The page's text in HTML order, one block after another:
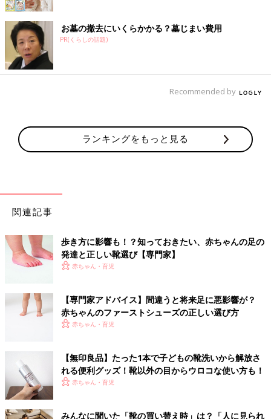
お墓の撤去にいくらかかる？墓じまい費用
PR(くらしの話題)
Recommended by
ランキングをもっと見る
関連記事
歩き方に影響も！？知っておきたい、赤ちゃんの足の
発達と正しい靴選び【専門家】
赤ちゃん・育児
【専門家アドバイス】間違うと将来足に悪影響が？
赤ちゃんのファーストシューズの正しい選び方
赤ちゃん・育児
【無印良品】たった1本で子どもの靴洗いから解放さ
れる便利グッズ！靴以外の目からウロコな使い方も！
赤ちゃん・育児
みんなに聞いた「靴の買い替え時」は？「人に見られ